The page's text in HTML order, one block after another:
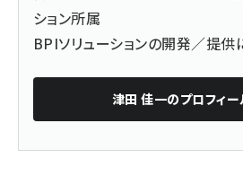
ション所属
BPIソリューションの開発／提供
津田 佳一のプロフィ